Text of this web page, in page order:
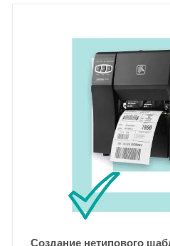
Создание нетипового